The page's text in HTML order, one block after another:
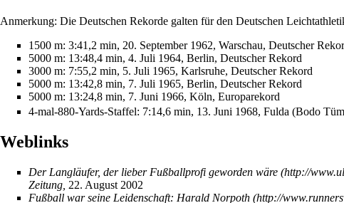
Anmerkung: Die Deutschen Rekorde galten für den Deutschen
1500 m: 3:41,2 min, 20. September 1962, Warschau, Deutscher
5000 m: 13:48,4 min, 4. Juli 1964, Berlin, Deutscher Rekord
3000 m: 7:55,2 min, 5. Juli 1965, Karlsruhe, Deutscher Rekord
5000 m: 13:42,8 min, 7. Juli 1965, Berlin, Deutscher Rekord
5000 m: 13:24,8 min, 7. Juni 1966, Köln, Europarekord
4-mal-880-Yards-Staffel: 7:14,6 min, 13. Juni 1968, Fulda (Bodo
Weblinks
Der Langläufer, der lieber Fußballprofi geworden wäre
Zeitung, 22. August 2002
Fußball war seine Leidenschaft: Harald Norpoth